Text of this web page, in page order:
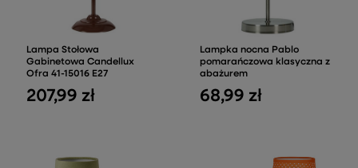
Lampa Stołowa
Gabinetowa Candellux
Ofra 41-15016 E27
207,99 zł
Lampka nocna Pablo
pomarańczowa klasyczna z
abażurem
68,99 zł